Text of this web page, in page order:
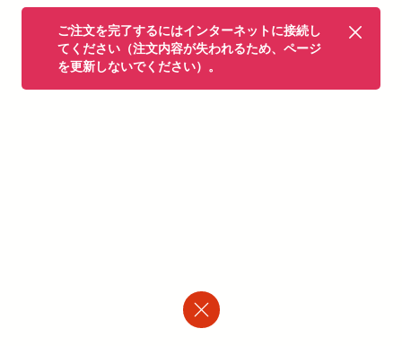
ご注文を完了するにはインターネットに接続し
てください（注文内容が失われるため、ページ
を更新しないでください）。